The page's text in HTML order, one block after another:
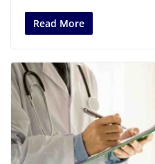
Read More